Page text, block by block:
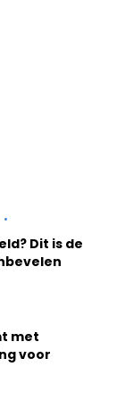
.
Dit is de
met
voor